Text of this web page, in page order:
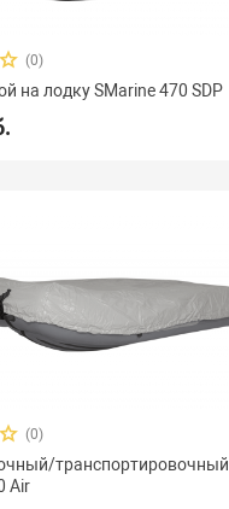
(0)
на лодку SMarine 470 SDP
(0)
транспортировочный
Air